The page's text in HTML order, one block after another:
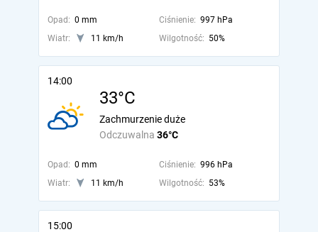
Opad: 0 mm Ciśnienie: 997 hPa
Wiatr:
11 km/h Wilgotność: 50%
14:00
33°C
Odczuwalna 36°C
Zachmurzenie duże
Opad: 0 mm Ciśnienie: 996 hPa
Wiatr:
11 km/h Wilgotność: 53%
15:00